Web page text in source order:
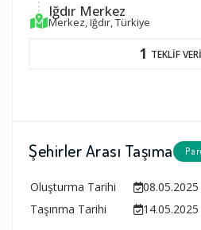
Iğdır Merkez
Merkez, Iğdır, Türkiye
1 TEKLİF
Şehirler Arası Taşıma
Oluşturma Tarihi
Taşınma Tarihi
14.05.2025